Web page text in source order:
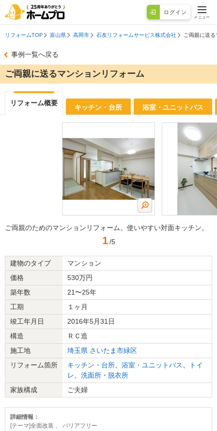
ログイン
メニュー
リフォームTOP 富山県 高岡市 石友リフォームサービス株式会社 ご両親に送
事例一覧へ戻る
ご両親に送るマンションリフォーム
リフォーム概要
キッチン・台所 浴室・ユニットバス
ご両親のためのマンションリフォーム。使いやすい対面キッチン。
1 /5
建物のタイプ
マンション
価格
530万円
築年数
21〜25年
工期
１ヶ月
竣工年月日
2016年5月31日
構造
ＲＣ造
施工地
埼玉県 さいたま市緑区
リフォーム箇所
キッチン・台所 浴室・ユニットバス
トイ
レ
洗面所・脱衣所
家族構成
ご夫婦
詳細情報：
[テーマ]全面改装 、 バリアフリー